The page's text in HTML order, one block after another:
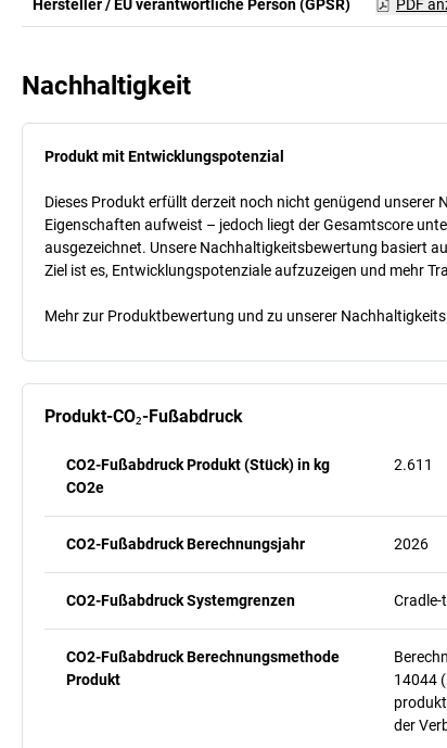
Hersteller / EU verantwortliche Person (GPSR) PDF
Nachhaltigkeit
Produkt mit Entwicklungspotenzial
Dieses Produkt erfüllt derzeit noch nicht genügend
Eigenschaften aufweist – jedoch liegt der Gesamtscore
ausgezeichnet. Unsere Nachhaltigkeitsbewertung basiert
Ziel ist es, Entwicklungspotenziale aufzuzeigen und mehr
Mehr zur Produktbewertung und zu unserer
Produkt-CO₂-Fußabdruck
CO2-Fußabdruck Produkt (Stück) in kg
CO2e
2.611
CO2-Fußabdruck Berechnungsjahr 2026
CO2-Fußabdruck Systemgrenzen Cradle-
CO2-Fußabdruck Berechnungsmethode
Produkt
14044
der